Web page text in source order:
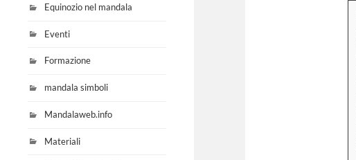
Equinozio nel mandala
Eventi
Formazione
mandala simboli
Mandalaweb.info
Materiali